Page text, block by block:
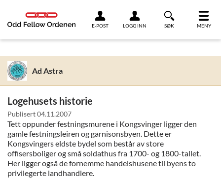
E-POST LOGG INN SØK MENY
Ad Astra
Logehusets historie
Publisert04.11.2007
Tett oppunder festningsmurene i Kongsvinger ligger den
gamle festningsleiren og garnisonsbyen. Dette er
Kongsvingers eldste bydel som består av store
offisersboliger og små soldathus fra 1700- og 1800-tallet.
Her ligger også de fornemme handelshusene til byens to
privilegerte landhandlere.